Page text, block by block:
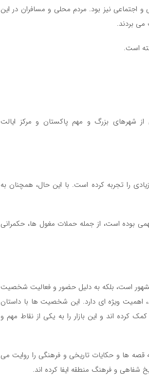
و اجتماعی نیز بود. مردم محلی و مسافران در این
بردند.
است.
شهرهای بزرگ و مهم پاکستان و مرکز ایالت
را تجربه کرده است. با این حال، همچنان به
بوده است، از جمله حملات مغول ‌ها، حکمرانی
مشهور است، بلکه به دلیل حضور و فعالیت شخصیت‌
اهمیت ویژه‌ ای دارد. این شخصیت‌ ها با داستان‌
کرده ‌اند و این بازار را به یکی از نقاط مهم و
قصه ‌ها و حکایات تاریخی و فرهنگی را روایت می
شفاهی و فرهنگ منطقه ایفا کرده ‌اند.